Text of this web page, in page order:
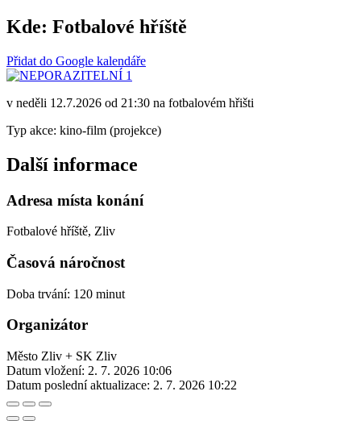
Kde: Fotbalové hříště
Přidat do Google kalendáře
v neděli 12.7.2026 od 21:30 na fotbalovém hřišti
Typ akce: kino-film (projekce)
Další informace
Adresa místa konání
Fotbalové hříště, Zliv
Časová náročnost
Doba trvání: 120 minut
Organizátor
Město Zliv + SK Zliv
Datum vložení: 2. 7. 2026 10:06
Datum poslední aktualizace: 2. 7. 2026 10:22